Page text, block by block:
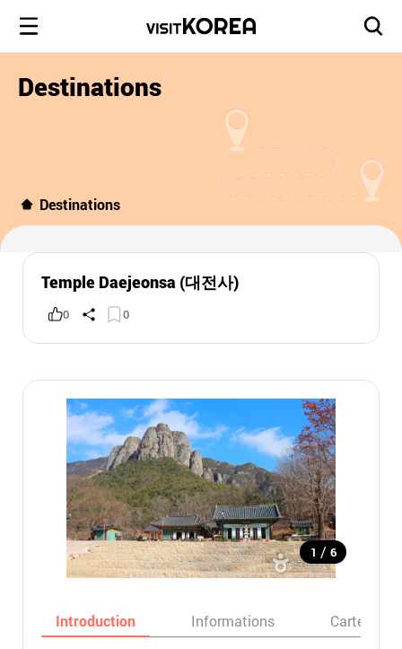
Destinations
Destinations
Temple Daejeonsa (대전사)
0 0
1 / 6
Introduction Informations Carte